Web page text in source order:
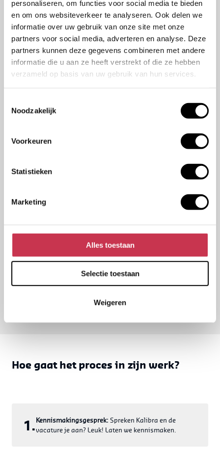
personaliseren, om functies voor social media te bieden
en om ons websiteverkeer te analyseren. Ook delen we
informatie over uw gebruik van onze site met onze
partners voor social media, adverteren en analyse. Deze
partners kunnen deze gegevens combineren met andere
informatie die u aan ze heeft verstrekt of die ze hebben
verzameld op basis van uw gebruik van hun services.
Noodzakelijk
Voorkeuren
Statistieken
Marketing
Alles toestaan
Selectie toestaan
Weigeren
Aandacht
We zetten ons in voor een omgeving waar iedereen zich
gewaardeerd en gerespecteerd voelt. Onze werkcultuur is
We zijn een hecht team dat met enthousiasme
samenwerkt, wat het werk leuk maakt. We geloven dat
Samen bouwen we waarin er ruimte is voor persoonlijke
ontwikkeling en bijdragen aan ons collectief succes.
Hoe gaat het proces in zijn werk?
1.Kennismakingsgesprek: Spreken Kalibra en de
vacature je aan? Leuk! Laten we kennismaken.